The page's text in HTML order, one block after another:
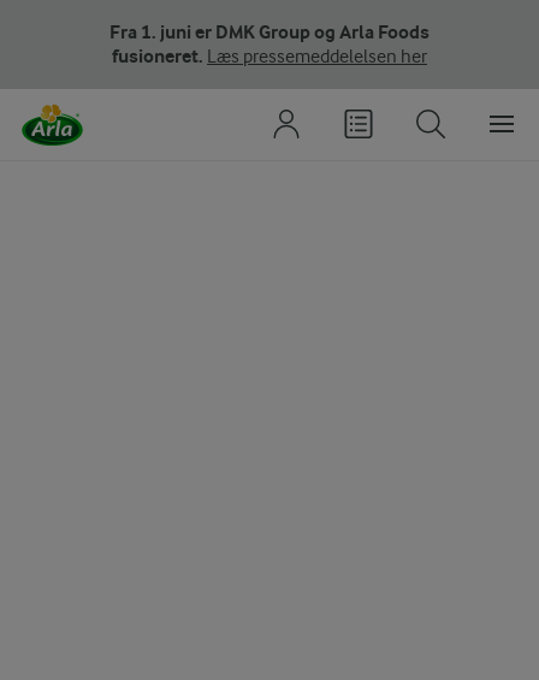
Fra 1. juni er DMK Group og Arla Foods
fusioneret. Læs pressemeddelelsen her